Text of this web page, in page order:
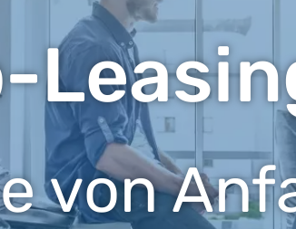
von